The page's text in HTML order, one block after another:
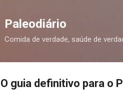
Paleodiário
Comida de verdade, saúde de
O guia definitivo para o